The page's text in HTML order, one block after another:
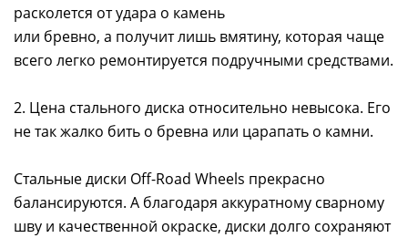
расколется от удара о камень
или бревно, а получит лишь вмятину, которая чаще
всего легко ремонтируется подручными средствами.
2. Цена стального диска относительно невысока. Его
не так жалко бить о бревна или царапать о камни.
Стальные диски Off-Road Wheels прекрасно
балансируются. А благодаря аккуратному сварному
шву и качественной окраске, диски долго сохраняют